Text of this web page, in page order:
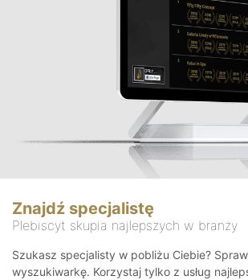
Znajdź specjalistę
Plebiscyt skupia najlepszych w branży
Szukasz specjalisty w pobliżu Ciebie?
wyszukiwarkę. Korzystaj tylko z usług